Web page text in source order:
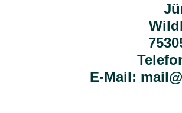
E-Mail: